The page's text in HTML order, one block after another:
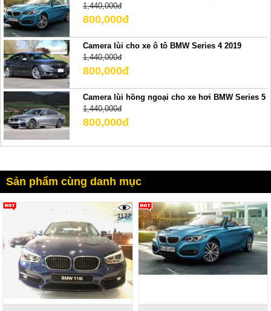
1,440,000đ
800,000đ
Camera lùi cho xe ô tô BMW Series 4 2019
1,440,000đ
800,000đ
Camera lùi hồng ngoại cho xe hơi BMW Series 5
1,440,000đ
800,000đ
Sản phẩm cùng danh mục
1177